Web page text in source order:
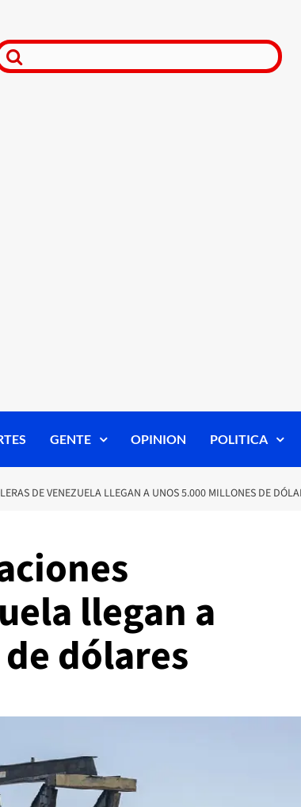
GENTE OPINION POLITICA
DE VENEZUELA LLEGAN A UNOS 5.000 MILLONES DE
llegan a
dólares